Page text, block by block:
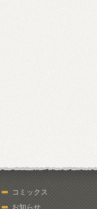
コミックス
お知らせ